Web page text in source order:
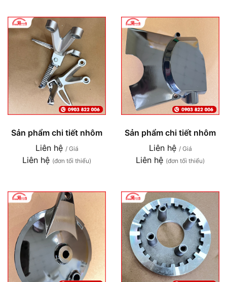
Sản phẩm chi tiết nhôm
Liên hệ / Giá
Liên hệ (đơn tối thiểu)
Sản phẩm chi tiết nhôm
Liên hệ / Giá
Liên hệ (đơn tối thiểu)